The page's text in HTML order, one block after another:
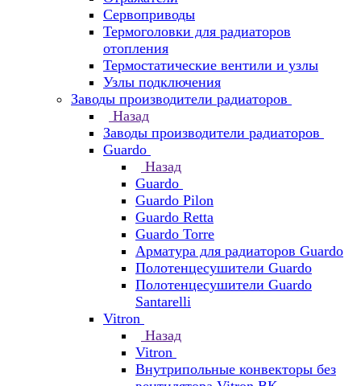
Сервоприводы
Термоголовки для радиаторов
отопления
Термостатические вентили и узлы
Узлы подключения
Заводы производители радиаторов
Назад
Заводы производители радиаторов
Guardo
Назад
Guardo
Guardo Pilon
Guardo Retta
Guardo Torre
Арматура для радиаторов Guardo
Полотенцесушители Guardo
Полотенцесушители Guardo
Santarelli
Vitron
Назад
Vitron
Внутрипольные конвекторы без